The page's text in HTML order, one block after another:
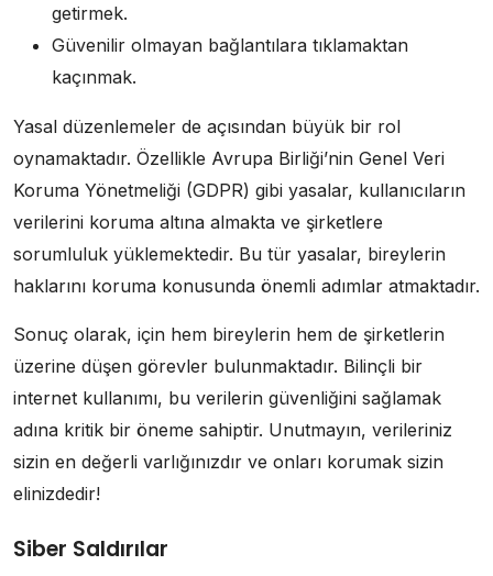
getirmek.
Güvenilir olmayan bağlantılara tıklamaktan
kaçınmak.
Yasal düzenlemeler de açısından büyük bir rol
oynamaktadır. Özellikle Avrupa Birliği’nin Genel Veri
Koruma Yönetmeliği (GDPR) gibi yasalar, kullanıcıların
verilerini koruma altına almakta ve şirketlere
sorumluluk yüklemektedir. Bu tür yasalar, bireylerin
haklarını koruma konusunda önemli adımlar atmaktadır.
Sonuç olarak, için hem bireylerin hem de şirketlerin
üzerine düşen görevler bulunmaktadır. Bilinçli bir
internet kullanımı, bu verilerin güvenliğini sağlamak
adına kritik bir öneme sahiptir. Unutmayın, verileriniz
sizin en değerli varlığınızdır ve onları korumak sizin
elinizdedir!
Siber Saldırılar